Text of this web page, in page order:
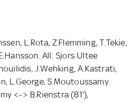
L.Rota, Z.Flemming, T.Tekie,
All: Sjors Ultee
J.Wehking, A.Kastrati,
L.George, S.Moutoussamy.
<-> B.Rienstra (81'),